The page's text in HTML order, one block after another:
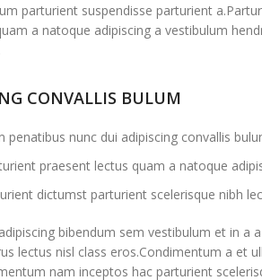
parturient suspendisse parturient
a natoque adipiscing a vestibulum
CONVALLIS BULUM
penatibus nunc dui adipiscing convallis
praesent lectus quam a natoque
dictumst parturient scelerisque nibh
bibendum sem vestibulum et in a
lectus nisl class eros.Condimentum a et
nam inceptos hac parturient